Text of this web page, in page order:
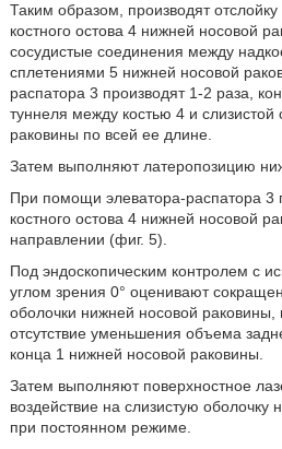
Таким образом, производят отслойку
костного остова 4 нижней носовой
сосудистые соединения между
сплетениями 5 нижней носовой
распатора 3 производят 1-2 раза,
туннеля между костью 4 и
раковины по всей ее длине.
Затем выполняют латеропозицию
При помощи элеватора-распатора 3
костного остова 4 нижней носовой
направлении (фиг. 5).
Под эндоскопическим контролем с
углом зрения 0° оценивают
оболочки нижней носовой раковины,
отсутствие уменьшения объема
конца 1 нижней носовой раковины.
Затем выполняют поверхностное
воздействие на слизистую оболочку
при постоянном режиме.